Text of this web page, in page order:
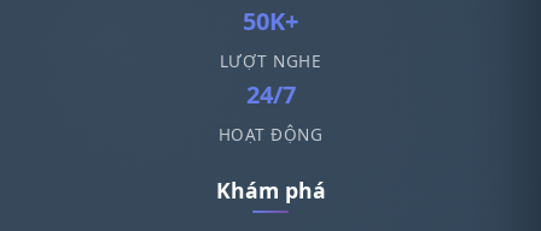
50K+
LƯỢT NGHE
24/7
HOẠT ĐỘNG
Khám phá